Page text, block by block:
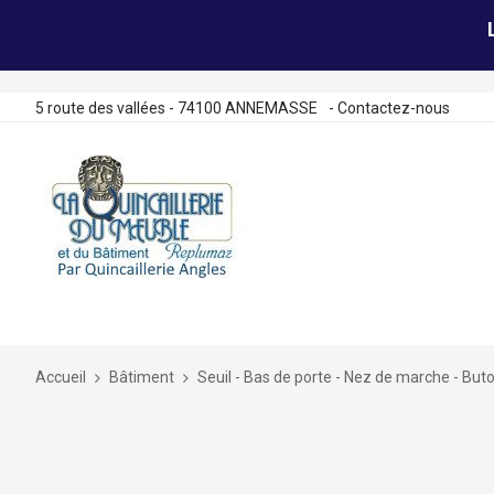
5 route des vallées - 74100 ANNEMASSE - Contactez-nous
Accueil Bâtiment Seuil - Bas de porte - Nez de marche -